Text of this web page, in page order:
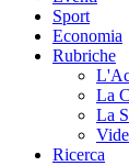
Sport
Economia
Rubriche
La
La
Ricerca